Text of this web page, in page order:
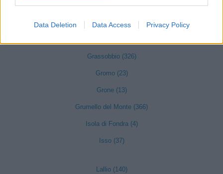
Data Deletion Data Access Privacy Policy
Gorlago (124)
Gorle (182)
Grassobbio (326)
Gromo (23)
Grone (13)
Grumello del Monte (366)
Isola di Fondra (4)
Isso (37)
Lallio (140)